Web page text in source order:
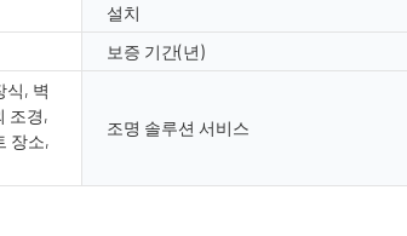
설치
보증 기간(년)
식, 벽
조경,
장소,
조명 솔루션 서비스